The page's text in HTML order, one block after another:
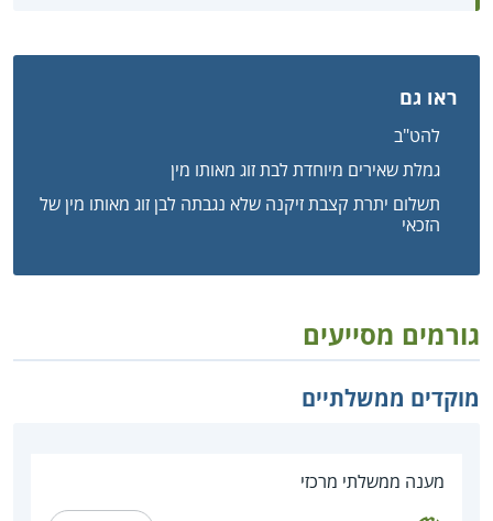
ראו גם
להט"ב
גמלת שאירים מיוחדת לבת זוג מאותו מין
תשלום יתרת קצבת זיקנה שלא נגבתה לבן זוג מאותו מין של
הזכאי
גורמים מסייעים
מוקדים ממשלתיים
מענה ממשלתי מרכזי